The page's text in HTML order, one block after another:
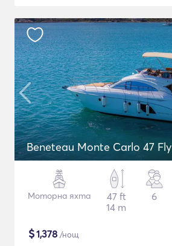
Beneteau Monte Carlo 47 Fly
Моторна яхта
47 ft
14 m
6
$1,378 /нощ